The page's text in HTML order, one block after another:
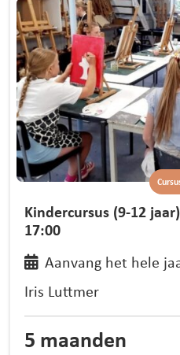
Kindercursus (9-12
17:00
Aanvang het hele
Iris Luttmer
5 maanden